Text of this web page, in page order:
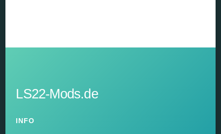
LS22-Mods.de
INFO